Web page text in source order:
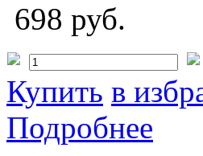
698 руб.
Купить в
Подробнее